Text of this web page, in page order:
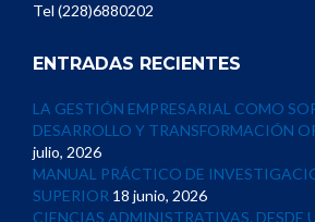
Tel (228)6880202
ENTRADAS RECIENTES
LA GESTIÓN EMPRESARIAL COMO
DESARROLLO Y TRANSFORMACIÓN
julio, 2026
MANUAL PRÁCTICO DE
SUPERIOR 18 junio, 2026
CIENCIAS ADMINISTRATIVAS. DESDE